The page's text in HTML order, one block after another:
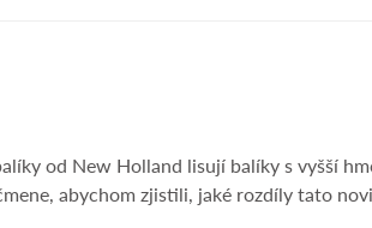
od New Holland lisují balíky s vyšší
abychom zjistili, jaké rozdíly tato